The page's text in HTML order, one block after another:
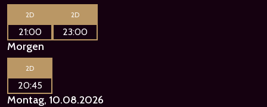
2D
21:00
2D
23:00
Morgen
2D
20:45
Montag, 10.08.2026